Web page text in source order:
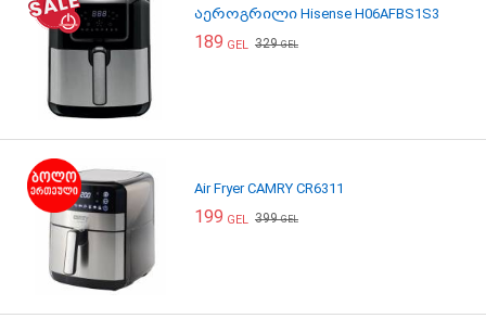
აეროგრილი Hisense H06AFBS1S3
189 GEL 329GEL
Air Fryer CAMRY CR6311
199 GEL 399GEL